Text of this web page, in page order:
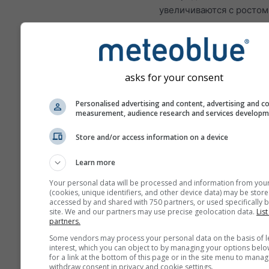
увеличиваются с ростом
количества
дней вперёд.
Прогноз создаётся с
«ансамблевых»
Рассчитывается
запусков модели с
начальными
Больше погодных данных
asks for your consent
Personalised advertising and content, advertising and
measurement, audience research and services
Store and/or access information on a device
Learn more
Your personal data will be processed and information from
(cookies, unique identifiers, and other device data) may be
accessed by and shared with 750 partners, or used specifically
site. We and our partners may use precise geolocation data.
partners.
Some vendors may process your personal data on the basis of
interest, which you can object to by managing your options
for a link at the bottom of this page or in the site menu to
withdraw consent in privacy and cookie settings.